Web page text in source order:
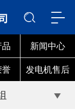
品 新闻中心
誉 发电机售后